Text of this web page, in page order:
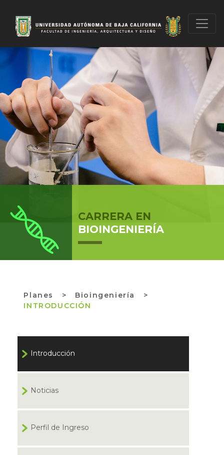
CARRERA EN
BIOINGENIERÍA
Planes > Bioingeniería >
INTRODUCCIÓN
Introducción
Noticias
Perfil de Ingreso